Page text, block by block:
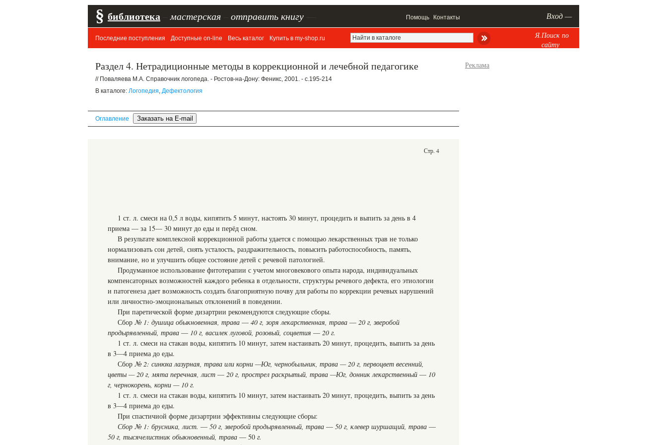
§ библиотека мастерская отправить книгу Помощь Контакты Вход —
Последние поступления Доступные on-line Весь каталог Купить в my-shop.ru
Я.Поиск по
сайту
Раздел 4. Нетрадиционные методы в коррекционной и лечебной педагогике
// Поваляева М.А. Справочник логопеда. - Ростов-на-Дону: Феникс, 2001. - c.195-214
В каталоге: Логопедия, Дефектология
Оглавление
Стр. 4
1 ст. л. смеси на 0,5 л воды, кипятить 5 минут, настоять 30 минут, процедить и выпить за день в 4
приема — за 15— 30 минут до еды и перёд сном.
В результате комплексной коррекционной работы удается с помощью лекарственных трав не только
нормализовать сон детей, снять усталость, раздражительность, повысить работоспособность, память,
внимание, но и улучшить общее состояние детей с речевой патологией.
Продуманное использование фитотерапии с учетом многовекового опыта народа, индивидуальных
компенсаторных возможностей каждого ребенка в отдельности, структуры речевого дефекта, его этиологии
и патогенеза дает возможность создать благоприятную почву для работы по коррекции речевых нарушений
или личностно-эмоциональных отклонений в поведении.
При паретической форме дизартрии рекомендуются следующие сборы.
Сбор № 1: душица обыкновенная, трава — 40 г, зоря лекарственная, трава — 20 г, зверобой
продырявленный, трава — 10 г, василек луговой, розовый, соцветия — 20 г.
1 ст. л. смеси на стакан воды, кипятить 10 минут, затем настаивать 20 минут, процедить, выпить за день
в 3—4 приема до еды.
Сбор № 2: синюха лазурная, трава или корни —Юг, чернобыльник, трава — 20 г, первоцвет весенний,
цветы —20 г, мята перечная, лист — 20 г, прострел раскрытый, трава —Юг, донник лекарственный — 10
г, чернокорень, корни — 10 г.
1 ст. л. смеси на стакан воды, кипятить 10 минут, затем настаивать 20 минут, процедить, выпить за день
в 3—4 приема до еды.
При спастичиой форме дизартрии эффективны следующие сборы:
Сбор № 1: брусника, лист. — 50 г, зверобой продырявленный, трава — 50 г, клевер шуршащий, трава —
50 г, тысячелистник обыкновенный, трава — 50 г.
Реклама